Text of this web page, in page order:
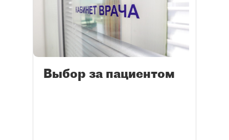
Выбор за пациентом